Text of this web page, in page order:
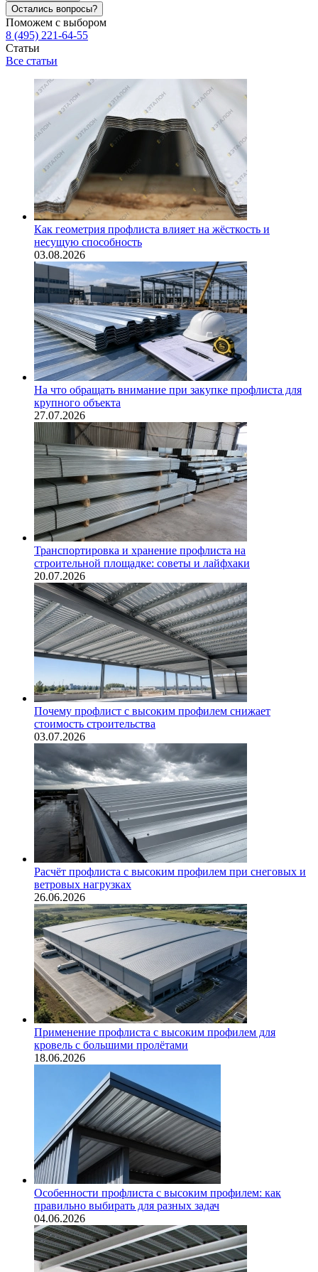
Остались вопросы?
Поможем с выбором
8 (495) 221-64-55
Статьи
Все статьи
Как геометрия профлиста влияет на жёсткость и
несущую способность
03.08.2026
На что обращать внимание при закупке профлиста для
крупного объекта
27.07.2026
Транспортировка и хранение профлиста на
строительной площадке: советы и лайфхаки
20.07.2026
Почему профлист с высоким профилем снижает
стоимость строительства
03.07.2026
Расчёт профлиста с высоким профилем при снеговых и
ветровых нагрузках
26.06.2026
Применение профлиста с высоким профилем для
кровель с большими пролётами
18.06.2026
Особенности профлиста с высоким профилем: как
правильно выбирать для разных задач
04.06.2026